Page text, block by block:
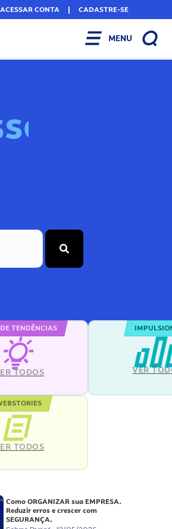
ACESSAR CONTA | CADASTRE-SE
MENU
o
TENDÊNCIAS
TODOS VER
TODOS
Como ORGANIZAR sua EMPRESA.
Reduzir erros e crescer com
SEGURANÇA.